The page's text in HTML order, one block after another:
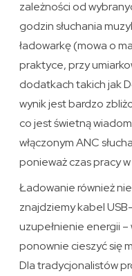
zależności od
godzin słuchania
ładowarkę (mowa o
praktyce, przy
dodatkach takich jak
wynik jest bardzo
co jest świetną
włączonym ANC
ponieważ czas pracy
Ładowanie również
znajdziemy kabel
uzupełnienie energii
ponownie cieszyć się
Dla tradycjonalistów